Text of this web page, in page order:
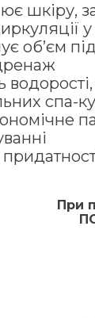
шкіру,
об’єм
спа-
При